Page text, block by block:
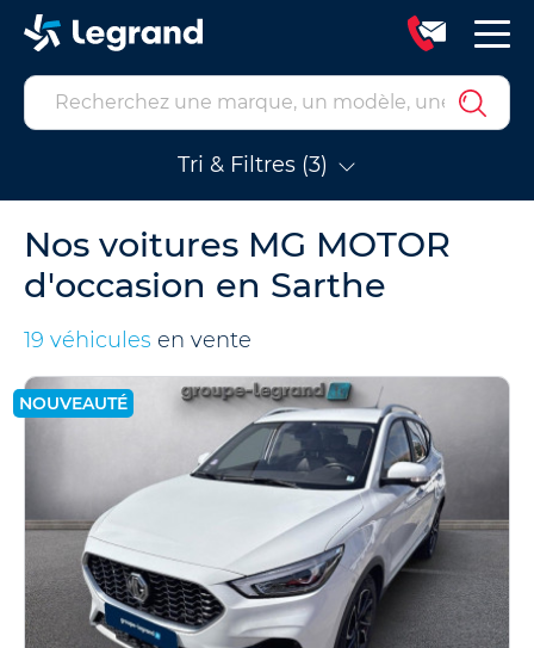
Tri & Filtres (3)
Nos voitures MG MOTOR
d'occasion en Sarthe
19 véhicules en vente
NOUVEAUTÉ